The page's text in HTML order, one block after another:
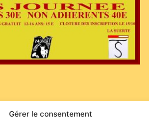
Gérer le consentement